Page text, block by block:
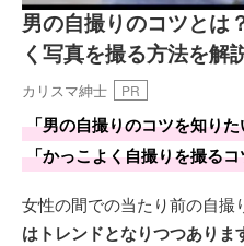
男の自撮りのコツとは
く写真を撮る方法を解
カリスマ紳士 PR
「男の自撮りのコツを知り
「かっこよく自撮りを撮る
女性の間での当たり前の自撮
はトレンドとなりつつありま